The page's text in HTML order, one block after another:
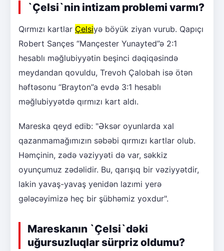
`Çelsi`nin intizam problemi varmı?
Qırmızı kartlar Çelsiyə böyük ziyan vurub. Qapıçı
Robert Sançes “Mançester Yunayted”ə 2:1
hesablı məğlubiyyətin beşinci dəqiqəsində
meydandan qovuldu, Trevoh Çalobah isə ötən
həftəsonu “Brayton”a evdə 3:1 hesablı
məğlubiyyətdə qırmızı kart aldı.
Mareska qeyd edib: "Əksər oyunlarda xal
qazanmamağımızın səbəbi qırmızı kartlar olub.
Həmçinin, zədə vəziyyəti də var, səkkiz
oyunçumuz zədəlidir. Bu, qarışıq bir vəziyyətdir,
lakin yavaş-yavaş yenidən lazımi yerə
gələcəyimizə heç bir şübhəmiz yoxdur".
Mareskanın `Çelsi`dəki
uğursuzluqlar sürpriz oldumu?